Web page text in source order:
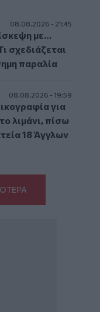
08.08.2026 - 21:45
με…
σχεδιάζεται
παραλία
08.08.2026 - 19:59
για
λιμάνι, πίσω
18 Άγγλων